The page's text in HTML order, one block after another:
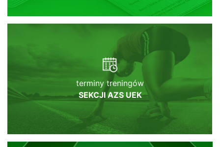
terminy treningów
SEKCJI AZS UEK